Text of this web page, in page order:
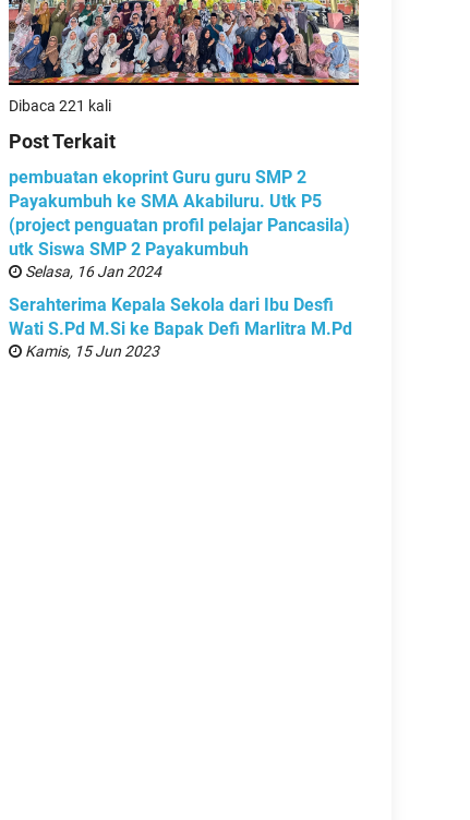
Dibaca 221 kali
Post Terkait
pembuatan ekoprint Guru guru SMP 2
Payakumbuh ke SMA Akabiluru. Utk P5
(project penguatan profil pelajar Pancasila)
utk Siswa SMP 2 Payakumbuh
Selasa, 16 Jan 2024
Serahterima Kepala Sekola dari Ibu Desfi
Wati S.Pd M.Si ke Bapak Defi Marlitra M.Pd
Kamis, 15 Jun 2023